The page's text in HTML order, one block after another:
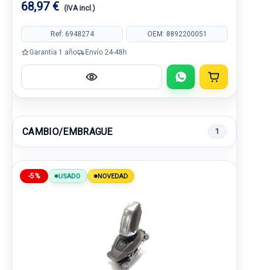
68,97 € (IVA incl.)
Ref: 6948274 OEM: 8892200051
Garantía 1 año Envío 24-48h
CAMBIO/EMBRAGUE 1
-5% USADO NOVEDAD